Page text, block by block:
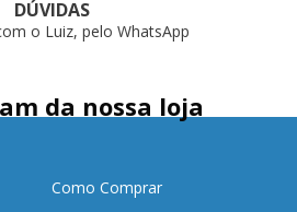
DÚVIDAS
o Luiz, pelo WhatsApp
da nossa loja
Como Comprar